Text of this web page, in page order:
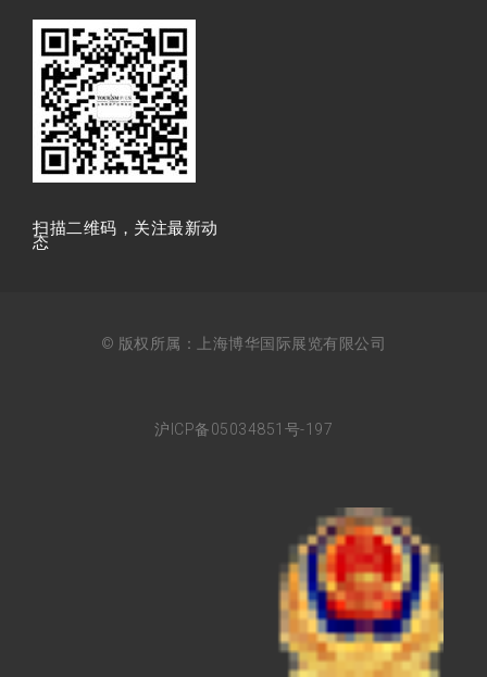
扫描⼆维码，关注最新动
态
© 版权所属：上海博华国际展览有限公司
沪ICP备05034851号-197